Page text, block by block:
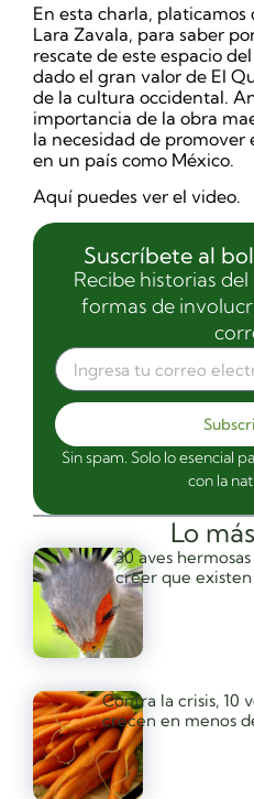
En esta charla,
Lara Zavala, para saber
rescate de este espacio
dado el gran valor de El
de la cultura occidental.
importancia de la obra
la necesidad de promover
en un país como México.
Aquí puedes ver el video.
Lo
30 aves
creer que existen
Contra la crisis, 10
crecen en menos
Suscríbete al
Recibe historias
formas de
Sin spam. Solo lo esencial
con la